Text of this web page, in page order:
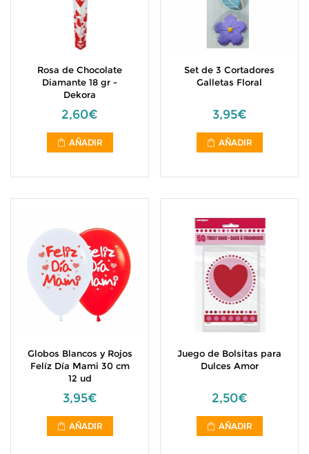
Rosa de Chocolate
Diamante 18 gr -
Dekora
2,60€
AÑADIR
Set de 3 Cortadores
Galletas Floral
3,95€
AÑADIR
Globos Blancos y Rojos
Felíz Día Mami 30 cm
12 ud
3,95€
AÑADIR
Juego de Bolsitas para
Dulces Amor
2,50€
AÑADIR